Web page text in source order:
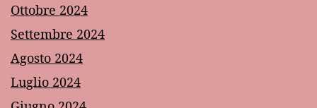
Ottobre 2024
Settembre 2024
Agosto 2024
Luglio 2024